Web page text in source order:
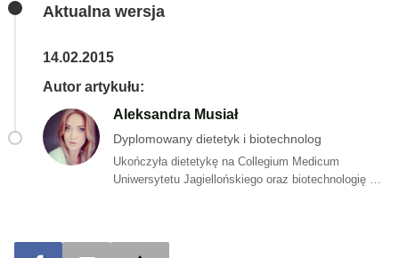
Aktualna wersja
14.02.2015
Autor artykułu:
Aleksandra Musiał
Dyplomowany dietetyk i biotechnolog
Ukończyła dietetykę na Collegium Medicum
Uniwersytetu Jagiellońskiego oraz biotechnologię ze